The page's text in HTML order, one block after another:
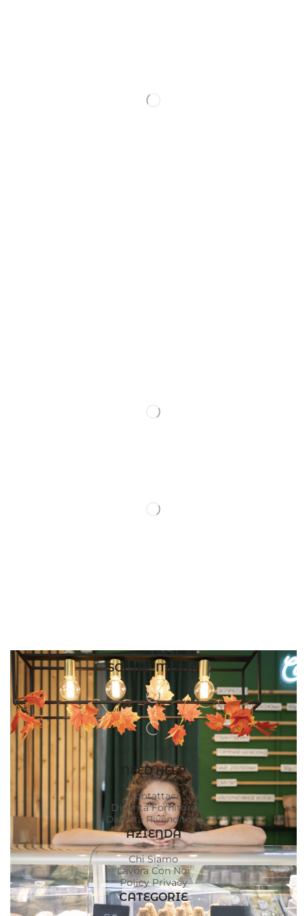
SOCIAL MEDIA
NEED HELP
Contattaci
Diventa Fornitore
Diventa Rivenditore
AZIENDA
Chi Siamo
Lavora Con Noi
Policy Privacy
CATEGORIE